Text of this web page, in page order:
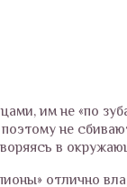
им не «по
не
в
отлично